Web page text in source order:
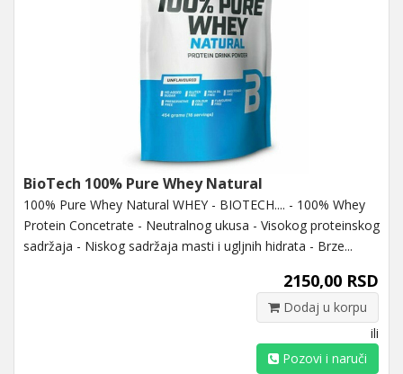
BioTech 100% Pure Whey Natural
100% Pure Whey Natural WHEY - BIOTECH.... - 100% Whey
Protein Concetrate - Neutralnog ukusa - Visokog proteinskog
sadržaja - Niskog sadržaja masti i ugljnih hidrata - Brze...
2150,00 RSD
Dodaj u korpu
ili
Pozovi i naruči